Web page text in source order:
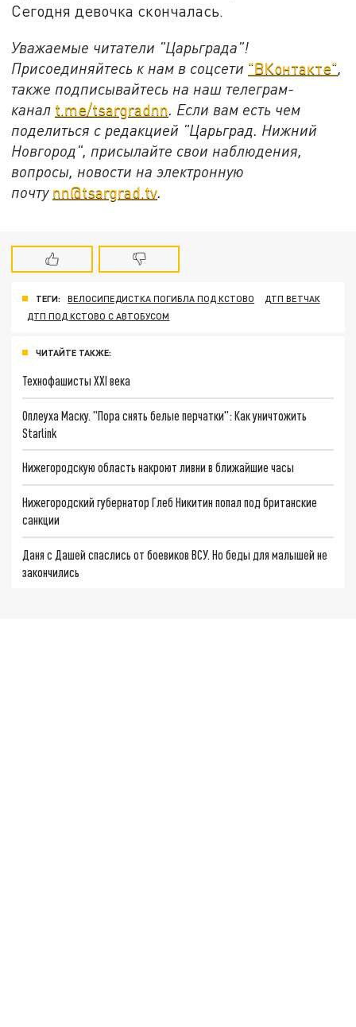
Сегодня девочка скончалась.
Уважаемые читатели "Царьграда"!
Присоединяйтесь к нам в соцсети "ВКонтакте"
также подписывайтесь на наш телеграм-
канал t.me/tsargradnn . Если вам есть чем
поделиться с редакцией "Царьград. Нижний
Новгород", присылайте свои наблюдения,
вопросы, новости на электронную
почту nn@tsargrad.tv
ТЕГИ: ВЕЛОСИПЕДИСТКА ПОГИБЛА ПОД КСТОВО
ДТП ВЕТЧАК
ДТП ПОД КСТОВО С АВТОБУСОМ
ЧИТАЙТЕ ТАКЖЕ:
Технофашисты XXI века
Оплеуха Маску. "Пора снять белые перчатки": Как уничтожить
Starlink
Нижегородскую область накроют ливни в ближайшие часы
Нижегородский губернатор Глеб Никитин попал под британские
санкции
Даня с Дашей спаслись от боевиков ВСУ. Но беды для малышей не
закончились